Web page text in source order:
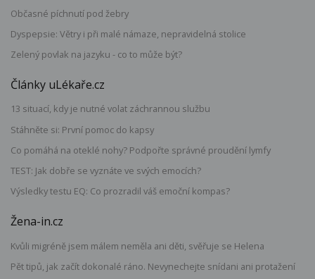
Občasné píchnutí pod žebry
Dyspepsie: Větry i při malé námaze, nepravidelná stolice
Zelený povlak na jazyku - co to může být?
Články uLékaře.cz
13 situací, kdy je nutné volat záchrannou službu
Stáhněte si: První pomoc do kapsy
Co pomáhá na oteklé nohy? Podpořte správné proudění lymfy
TEST: Jak dobře se vyznáte ve svých emocích?
Výsledky testu EQ: Co prozradil váš emoční kompas?
Žena-in.cz
Kvůli migréně jsem málem neměla ani děti, svěřuje se Helena
Pět tipů, jak začít dokonalé ráno. Nevynechejte snídani ani protažení